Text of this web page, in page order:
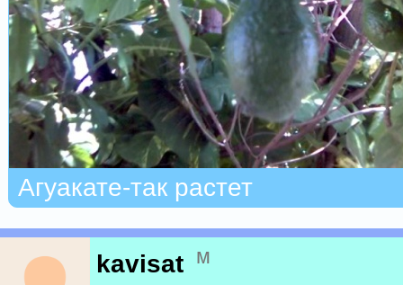
Агуакате-так растет
kavisat м